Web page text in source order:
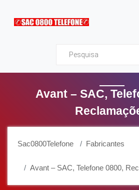
Avant – SAC,
Sac0800Telefone Fabricantes
Avant – SAC, Telefone 0800,